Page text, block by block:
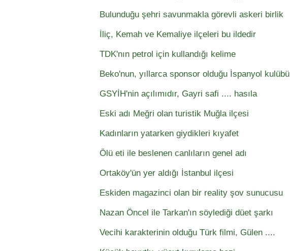
Bulunduğu şehri savunmakla görevli askeri birlik
İliç, Kemah ve Kemaliye ilçeleri bu ildedir
TDK'nın petrol için kullandığı kelime
Beko'nun, yıllarca sponsor olduğu İspanyol kulübü
GSYİH'nin açılımıdır, Gayri safi .... hasıla
Eski adı Meğri olan turistik Muğla ilçesi
Kadınların yatarken giydikleri kıyafet
Ölü eti ile beslenen canlıların genel adı
Ortaköy'ün yer aldığı İstanbul ilçesi
Eskiden magazinci olan bir reality şov sunucusu
Nazan Öncel ile Tarkan'ın söylediği düet şarkı
Vecihi karakterinin olduğu Türk filmi, Gülen ....